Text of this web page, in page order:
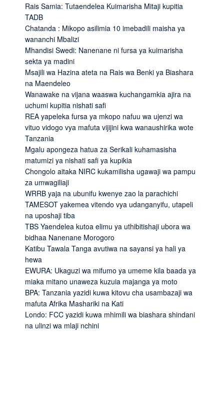
Rais Samia: Tutaendelea Kuimarisha Mitaji kupitia
TADB
Chatanda : Mikopo asilimia 10 imebadili maisha ya
wananchi Mbalizi
Mhandisi Swedi: Nanenane ni fursa ya kuimarisha
sekta ya madini
Msajili wa Hazina ateta na Rais wa Benki ya Biashara
na Maendeleo
Wanawake na vijana waaswa kuchangamkia ajira na
uchumi kupitia nishati safi
REA yapeleka fursa ya mkopo nafuu wa ujenzi wa
vituo vidogo vya mafuta vijijini kwa wanaushirika wote
Tanzania
Mgalu apongeza hatua za Serikali kuhamasisha
matumizi ya nishati safi ya kupikia
Chongolo aitaka NIRC kukamilisha ugawaji wa pampu
za umwagiliaji
WRRB yaja na ubunifu kwenye zao la parachichi
TAMESOT yakemea vitendo vya udanganyifu, utapeli
na uposhaji tiba
TBS Yaendelea kutoa elimu ya uthibitishaji ubora wa
bidhaa Nanenane Morogoro
Katibu Tawala Tanga avutiwa na sayansi ya hali ya
hewa
EWURA: Ukaguzi wa mifumo ya umeme kila baada ya
miaka mitano unaweza kuzuia majanga ya moto
BPA: Tanzania yazidi kuwa kitovu cha usambazaji wa
mafuta Afrika Mashariki na Kati
Londo: FCC yazidi kuwa mhimili wa biashara shindani
na ulinzi wa mlaji nchini